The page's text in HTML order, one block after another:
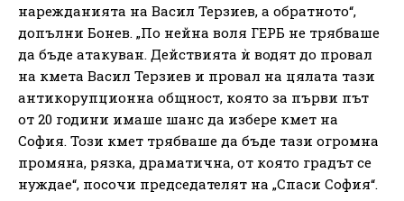
нарежданията на Васил Терзиев, а обратното“,
допълни Бонев. „По нейна воля ГЕРБ не трябваше
да бъде атакуван. Действията ѝ водят до провал
на кмета Васил Терзиев и провал на цялата тази
антикорупционна общност, която за първи път
от 20 години имаше шанс да избере кмет на
София. Този кмет трябваше да бъде тази огромна
промяна, рязка, драматична, от която градът се
нуждае“, посочи председателят на „Спаси София“.